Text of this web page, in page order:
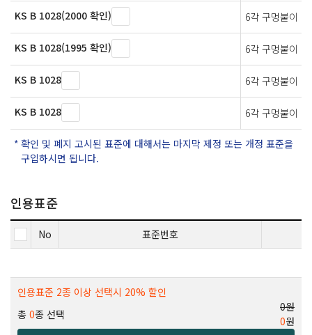
KS B 1028(2000 확인) 6각 구멍붙이
KS B 1028(1995 확인) 6각 구멍붙이
KS B 1028 6각 구멍붙이
KS B 1028 6각 구멍붙이
확인 및 폐지 고시된 표준에 대해서는 마지막 제정 또는 개정 표준을
구입하시면 됩니다.
인용표준
No 표준번호
인용표준 2종 이상 선택시 20% 할인
총 0종 선택
0원
0원